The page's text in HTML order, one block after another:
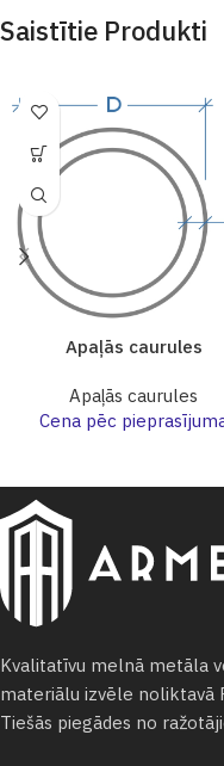
Saistītie Produkti
Apaļās caurules
Apaļās caurules
Cena pēc
Kvalitatīvu melnā metāla
materiālu izvēle noliktavā
Tiešās piegādes no